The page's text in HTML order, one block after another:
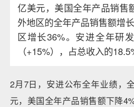
亿美元，美国全年产品销售
外地区的全年产品销售额增
区增长36%。安进全年研
（+15%），占总收入的
2月7日，安进公布全年业绩，
元，美国全年产品销售额下降